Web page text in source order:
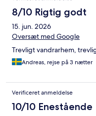
8/10 Rigtig godt
15. jun. 2026
Oversæt med Google
Trevligt vandrarhem,
Andreas, rejse på 3 nætter
Verificeret anmeldelse
10/10 Enestående